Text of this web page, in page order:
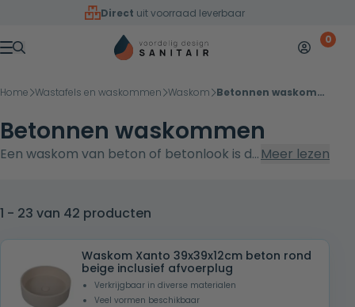
Overslaan naar inhoud
Direct uit voorraad leverbaar
Menu
Mijn 0
Home Wastafels en waskommen Waskom Betonnen waskommen
Betonnen waskommen
Een waskom van beton of betonlook is dé
Verkrijgbaar in kleuren als beton grijs,
waskommen zijn handgemaakt,
duurzaam afgewerkt en verrassend licht
in gewicht.
Meer lezen
1 - 23 van 42 producten
Waskom Xanto 39x39x12cm beton rond
beige inclusief afvoerplug
Verkrijgbaar in diverse materialen
Veel vormen beschikbaar